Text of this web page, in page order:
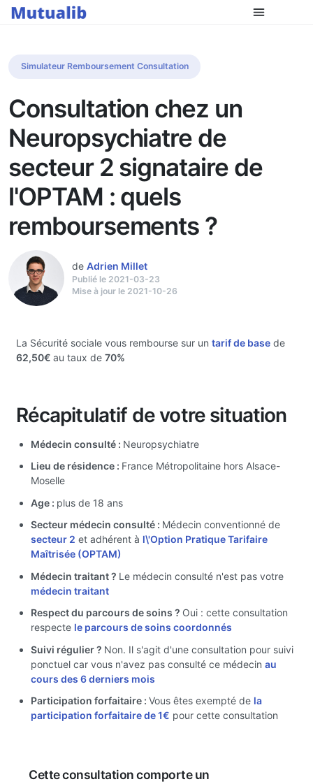
Simulateur Remboursement Consultation
Consultation chez un
Neuropsychiatre de
secteur 2 signataire de
l'OPTAM : quels
remboursements ?
de Adrien Millet
Publié le 2021-03-23
Mise à jour le 2021-10-26
La Sécurité sociale vous rembourse sur un tarif de basede
62,50€ au taux de 70%
Récapitulatif de votre situation
Médecin consulté : Neuropsychiatre
Lieu de résidence : France Métropolitaine hors Alsace-
Moselle
Age : plus de 18 ans
Secteur médecin consulté : Médecin conventionné de
secteur 2 et adhérent à l\'Option Pratique Tarifaire
Maîtrisée (OPTAM)
Médecin traitant ? Le médecin consulté n'est pas votre
médecin traitant
Respect du parcours de soins ? Oui : cette consultation
respecte le parcours de soins coordonnés
Suivi régulier ? Non. Il s'agit d'une consultation pour suivi
ponctuel car vous n'avez pas consulté ce médecin au
cours des 6 derniers mois
Participation forfaitaire : Vous êtes exempté de la
participation forfaitaire de 1€ pour cette consultation
Cette consultation comporte un